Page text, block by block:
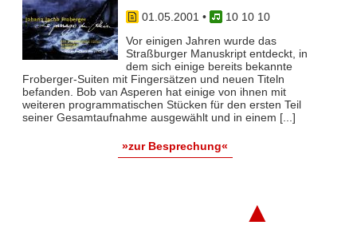
01.05.2001 •
10 10 10
Vor einigen Jahren wurde das
Straßburger Manuskript entdeckt, in
dem sich einige bereits bekannte
Froberger-Suiten mit Fingersätzen und neuen Titeln
befanden. Bob van Asperen hat einige von ihnen mit
weiteren programmatischen Stücken für den ersten Teil
seiner Gesamtaufnahme ausgewählt und in einem [...]
»zur Besprechung«
▲